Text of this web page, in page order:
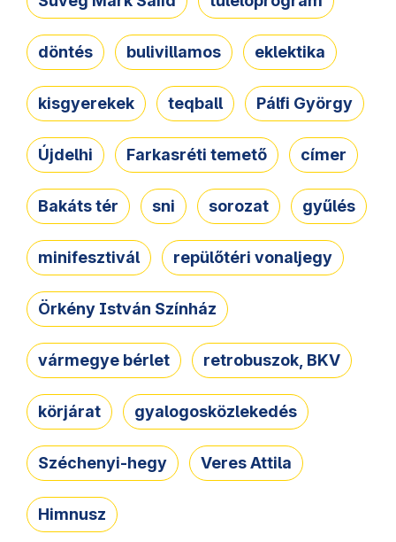
döntés bulivillamos eklektika
kisgyerekek teqball Pálfi György
Újdelhi Farkasréti temető címer
Bakáts tér sni sorozat gyűlés
minifesztivál repülőtéri vonaljegy
Örkény István Színház
vármegye bérlet retrobuszok, BKV
körjárat gyalogosközlekedés
Széchenyi-hegy Veres Attila
Himnusz